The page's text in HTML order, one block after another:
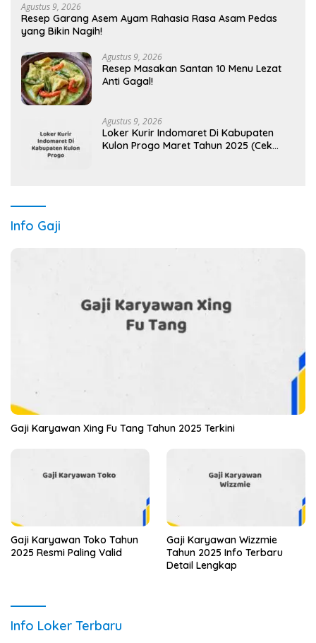
Agustus 9, 2026
Resep Garang Asem Ayam Rahasia Rasa Asam Pedas
yang Bikin Nagih!
Agustus 9, 2026
Resep Masakan Santan 10 Menu Lezat
Anti Gagal!
Agustus 9, 2026
Loker Kurir Indomaret Di Kabupaten
Kulon Progo Maret Tahun 2025 (Cek
Info Gaji
Gaji Karyawan Xing Fu Tang Tahun 2025 Terkini
Gaji Karyawan Toko Tahun
2025 Resmi Paling Valid
Gaji Karyawan Wizzmie
Tahun 2025 Info Terbaru
Detail Lengkap
Info Loker Terbaru